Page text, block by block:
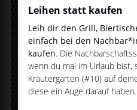
Leihen statt kaufen
Leih dir den Grill,
einfach bei den
kaufen. Die
wenn du mal im Urlaub bist,
Kräutergarten (#10) auf
diese ein Auge darauf haben.